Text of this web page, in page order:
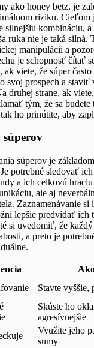
ako honey betz, je
riziku. Cieľom
silnejšiu kombináciu,
ruka nie je taká silná.
manipulácii a
je schopnosť čítať
viete, že súper
svoj prospech a staviť
druhej strane, ak
tým, že sa
ho prinútite, aby
súperov je
potrebné sledovať
a ich celkovú
ale aj
Zaznamenávanie
lepšie predvídať ich
si uvedomiť, že
a preto je
Stavte vyššie,
Skúste ho
agresívnejšie
Využite jeho
sumy